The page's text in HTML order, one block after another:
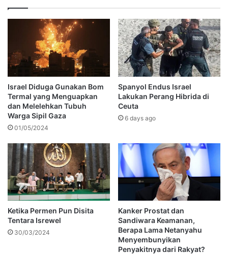
Israel Diduga Gunakan Bom
Termal yang Menguapkan
dan Melelehkan Tubuh
Warga Sipil Gaza
01/05/2024
Spanyol Endus Israel
Lakukan Perang Hibrida di
Ceuta
6 days ago
Ketika Permen Pun Disita
Tentara Isrewel
30/03/2024
Kanker Prostat dan
Sandiwara Keamanan,
Berapa Lama Netanyahu
Menyembunyikan
Penyakitnya dari Rakyat?